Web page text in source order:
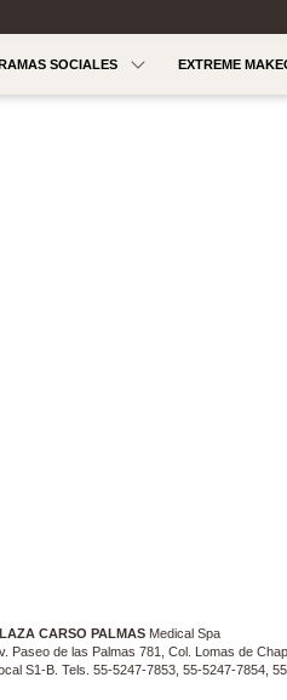
SOCIALES EXTREME
CARSO PALMAS Medical Spa
Paseo de las Palmas 781, Col. Lomas de
S1-B. Tels. 55-5247-7853, 55-5247-7854,